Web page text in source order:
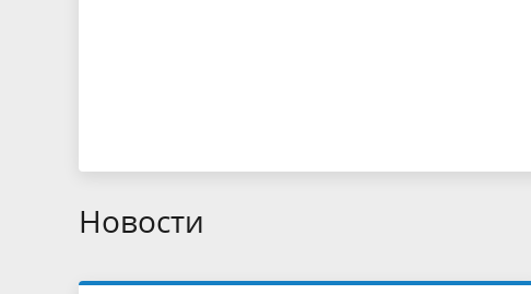
Новости